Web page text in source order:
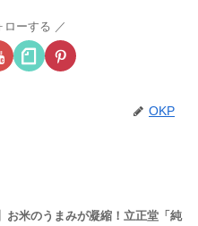
ローする
OKP
お米のうまみが凝縮！立正堂「純